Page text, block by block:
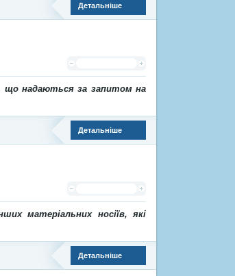
Детальніше
що надаються за запитом на
Детальніше
матеріальних носіїв, які
Детальніше